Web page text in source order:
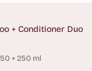
+ Conditioner Duo
+ 250 ml